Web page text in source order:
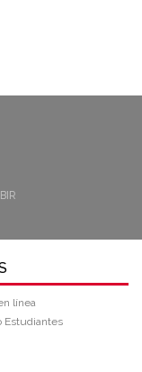
línea
Estudiantes